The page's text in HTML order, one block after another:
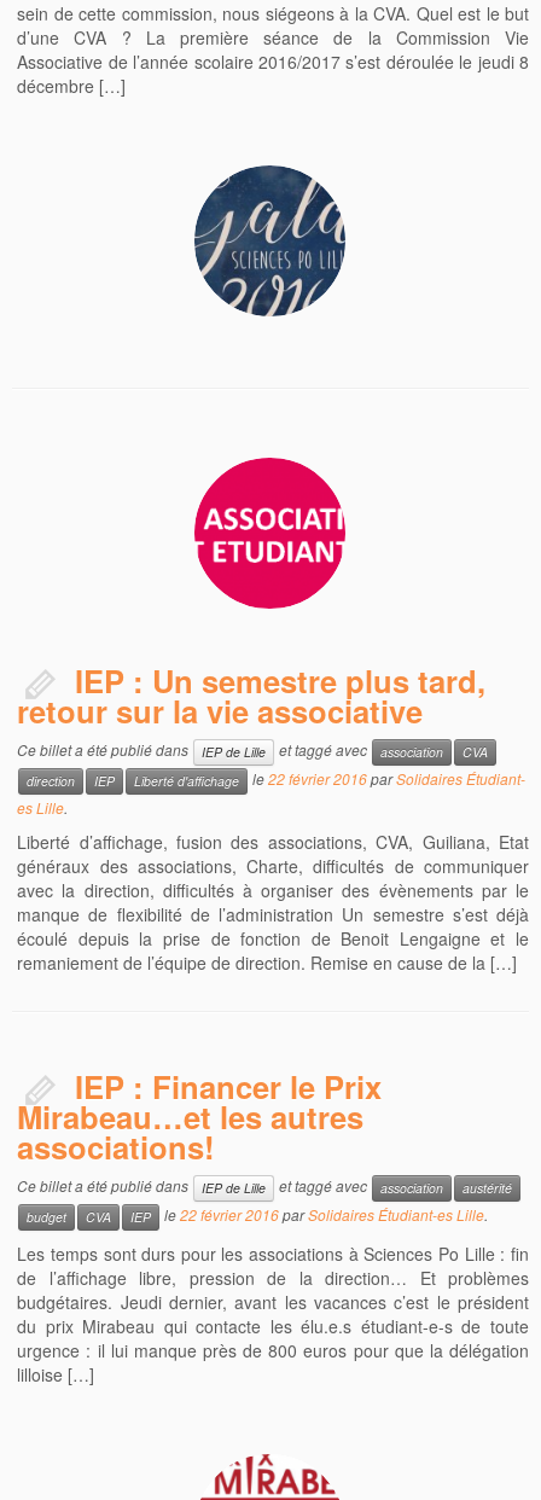
sein de cette commission, nous siégeons à la CVA. Quel est le but
d’une CVA ? La première séance de la Commission Vie
Associative de l’année scolaire 2016/2017 s’est déroulée le jeudi 8
décembre […]
IEP : Un semestre plus tard,
retour sur la vie associative
Ce billet a été publié dans IEP de Lille et taggé avec association
CVA
direction
IEP Liberté d'affichage le22 février 2016parSolidaires Étudiant-
es Lille.
Liberté d’affichage, fusion des associations, CVA, Guiliana, Etat
généraux des associations, Charte, difficultés de communiquer
avec la direction, difficultés à organiser des évènements par le
manque de flexibilité de l’administration Un semestre s’est déjà
écoulé depuis la prise de fonction de Benoit Lengaigne et le
remaniement de l’équipe de direction. Remise en cause de la […]
IEP : Financer le Prix
Mirabeau…et les autres
associations!
Ce billet a été publié dans IEP de Lille et taggé avec association
austérité
budget
CVA IEP le22 février 2016parSolidaires Étudiant-es Lille.
Les temps sont durs pour les associations à Sciences Po Lille : fin
de l’affichage libre, pression de la direction… Et problèmes
budgétaires. Jeudi dernier, avant les vacances c’est le président
du prix Mirabeau qui contacte les élu.e.s étudiant-e-s de toute
urgence : il lui manque près de 800 euros pour que la délégation
lilloise […]